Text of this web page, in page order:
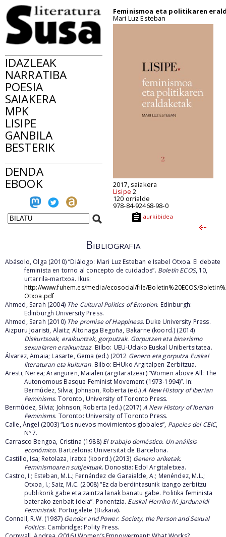
IDAZLEAK
NARRATIBA
POESIA
SAIAKERA
MPK
LISIPE
GANBILA
BESTERIK
DENDA
EBOOK
Feminismoa eta politikaren
Mari Luz Esteban
2017, saiakera
Lisipe 2
120 orrialde
978-84-92468-98-0
aurkibidea
Bibliografia
Abásolo, Olga (2010) “Diálogo: Mari Luz Esteban e Isabel Otxoa. El debate
feminista en torno al concepto de cuidados”. Boletín ECOS, 10,
urtarrila-martxoa. Ikus:
http://www.fuhem.es/media/ecosocial/file/Boletin%20ECOS/
Otxoa.pdf
Ahmed, Sarah (2004) The Cultural Politics of Emotion. Edinburgh:
Edinburgh University Press.
Ahmed, Sarah (2010) The promise of Happiness. Duke University Press.
Aizpuru Joaristi, Alaitz; Altonaga Begoña, Bakarne (koord.) (2014)
Diskurtsoak, eraikuntzak, gorputzak. Gorputzen eta binarismo
sexualaren eraikuntzaz. Bilbo: UEU-Udako Euskal Unibertsitatea.
Álvarez, Amaia; Lasarte, Gema (ed.) (2012 Genero eta gorputza Euskal
literaturan eta kulturan. Bilbo: EHUko Argitalpen Zerbitzua.
Aresti, Nerea; Aranguren, Maialen (argitaratzear) “Women above All: The
Autonomous Basque Feminist Movement (1973-1994)”. In:
Bermúdez, Silvia; Johnson, Roberta (ed.)A New History of Iberian
Feminisms. Toronto, University of Toronto Press.
Bermúdez, Silvia; Johnson, Roberta (ed.) (2017) A New History of Iberian
Feminisms. Toronto: University of Toronto Press.
Calle, Ángel (2003) “Los nuevos movimientos globales”, Papeles del CEIC,
Nº 7.
Carrasco Bengoa, Cristina (1988) El trabajo doméstico. Un análisis
económico. Bartzelona: Universitat de Barcelona.
Castillo, Isa; Retolaza, Iratxe (koord.) (2013) Genero ariketak.
Feminismoaren subjektuak. Donostia: Edo! Argitaletxea.
Castro, I.; Esteban, M.L.; Fernández de Garaialde, A.; Menéndez, M.L.;
Otxoa, I.; Saiz, M.C. (2008) “Ez da berdintasunik izango zerbitzu
publikorik gabe eta zaintza lanak banatu gabe. Politika feminista
baterako zenbait ideia”. Ponentzia. Euskal Herriko IV. Jardunaldi
Feministak. Portugalete (Bizkaia).
Connell, R.W. (1987) Gender and Power.Society, the Person and Sexual
Politics. Cambridge: Polity Press.